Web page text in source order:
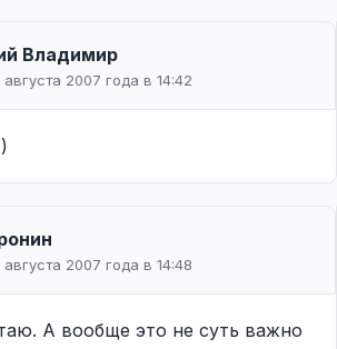
Владимир
2007 года в 14:42
2007 года в 14:48
А вообще это не суть важно